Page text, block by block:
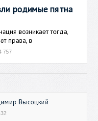
родимые пятна
возникает тогда,
права, в
757
Высоцкий